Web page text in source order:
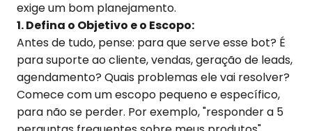
exige um bom planejamento.
1. Defina o Objetivo e o Escopo:
Antes de tudo, pense: para que serve esse bot? É
para suporte ao cliente, vendas, geração de leads,
agendamento? Quais problemas ele vai resolver?
Comece com um escopo pequeno e específico,
para não se perder. Por exemplo, "responder a 5